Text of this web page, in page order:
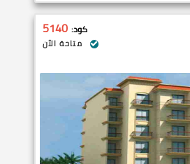
كود: 5140
متاحة الآن